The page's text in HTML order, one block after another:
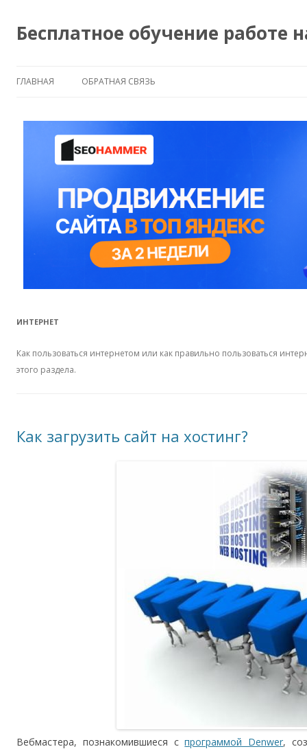
Бесплатное обучение работе
ГЛАВНАЯ ОБРАТНАЯ СВЯЗЬ
ИНТЕРНЕТ
Как пользоваться интернетом или как правильно пользоваться
этого раздела.
Как загрузить сайт на хостинг?
Вебмастера, познакомившиеся спрограммой Denwer,